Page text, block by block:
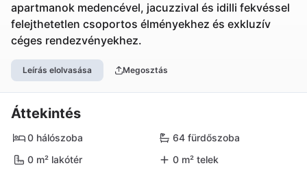
apartmanok medencével, jacuzzival és idilli fekvéssel
felejthetetlen csoportos élményekhez és exkluzív
céges rendezvényekhez.
Leírás elolvasása Megosztás
Áttekintés
0 hálószoba
64 fürdőszoba
0 m² lakótér
0 m² telek